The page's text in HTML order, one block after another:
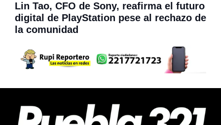
Lin Tao, CFO de Sony, reafirma el futuro
digital de PlayStation pese al rechazo de
la comunidad